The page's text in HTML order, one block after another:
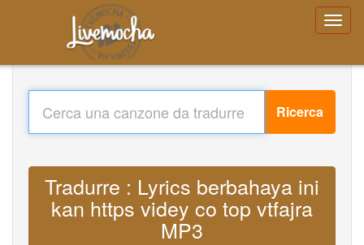
Ricerca
Tradurre : Lyrics berbahaya ini
kan https videy co top vtfajra
MP3